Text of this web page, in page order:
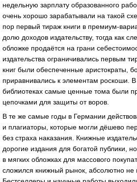
недельную зарплату образованного
очень хорошо зарабатывали на такой
пор первый тираж книги в премиум-
долю доходов издательству, тогда как
обложке продаётся на грани
издательства ограничивались первым
книг были обеспеченные аристократы,
приравнивались к элементам роскоши.
библиотеках самые ценные тома были
цепочками для защиты от воров.
В те же самые годы в Германии
и плагиаторы, которые могли дёшево
без страха наказания. Книжные
дорогие издания для богатой публики,
в мягких обложках для массового
сложился книжный рынок, абсолютно не